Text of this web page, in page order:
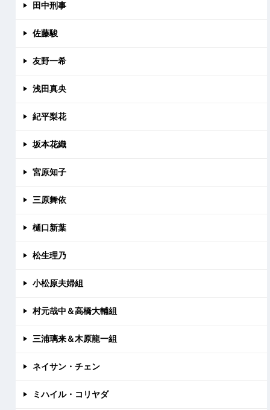
田中刑事
佐藤駿
友野一希
浅田真央
紀平梨花
坂本花織
宮原知子
三原舞依
樋口新葉
松生理乃
小松原夫婦組
村元哉中＆高橋大輔組
三浦璃来＆木原龍一組
ネイサン・チェン
ミハイル・コリヤダ